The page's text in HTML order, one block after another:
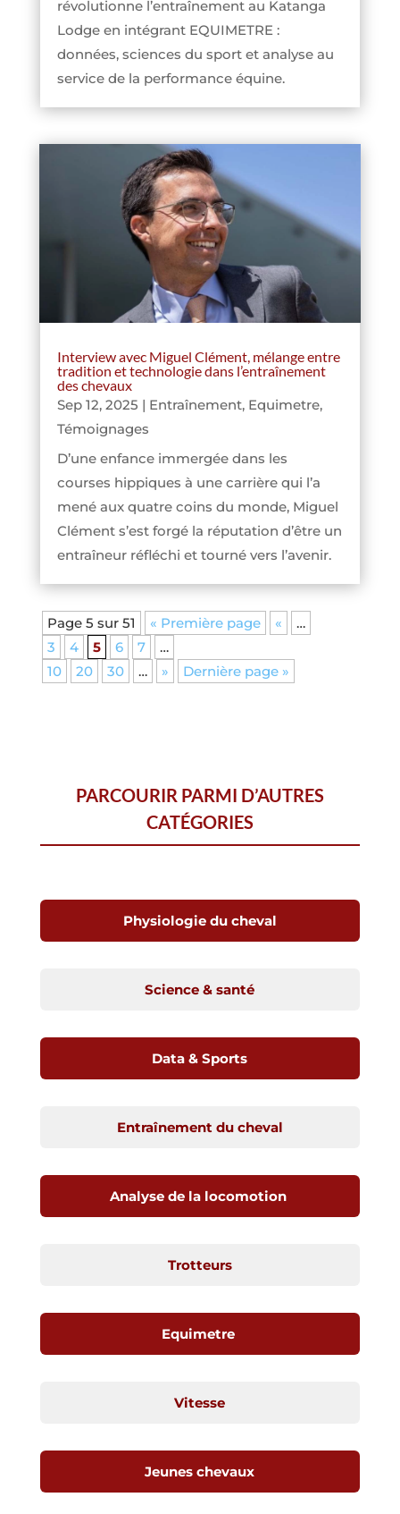
révolutionne l’entraînement au Katanga
Lodge en intégrant EQUIMETRE :
données, sciences du sport et analyse au
service de la performance équine.
Interview avec Miguel Clément, mélange entre
tradition et technologie dans l’entraînement
des chevaux
Sep 12, 2025 | Entraînement, Equimetre,
Témoignages
D’une enfance immergée dans les
courses hippiques à une carrière qui l’a
mené aux quatre coins du monde, Miguel
Clément s’est forgé la réputation d’être un
entraîneur réfléchi et tourné vers l’avenir.
Page 5 sur 51 « Première page «
…
3
4 5 6 7
…
10
20 30 … » Dernière page »
PARCOURIR PARMI D’AUTRES
CATÉGORIES
Physiologie du cheval
Science & santé
Data & Sports
Entraînement du cheval
Analyse de la locomotion
Trotteurs
Equimetre
Vitesse
Jeunes chevaux